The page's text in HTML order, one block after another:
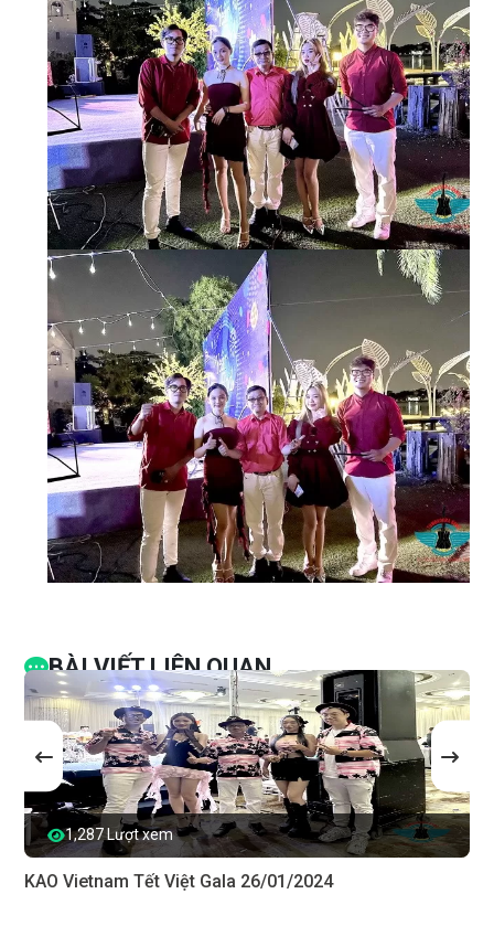
BÀI VIẾT LIÊN QUAN
1,287 Lượt xem
KAO Vietnam Tết Việt Gala 26/01/2024